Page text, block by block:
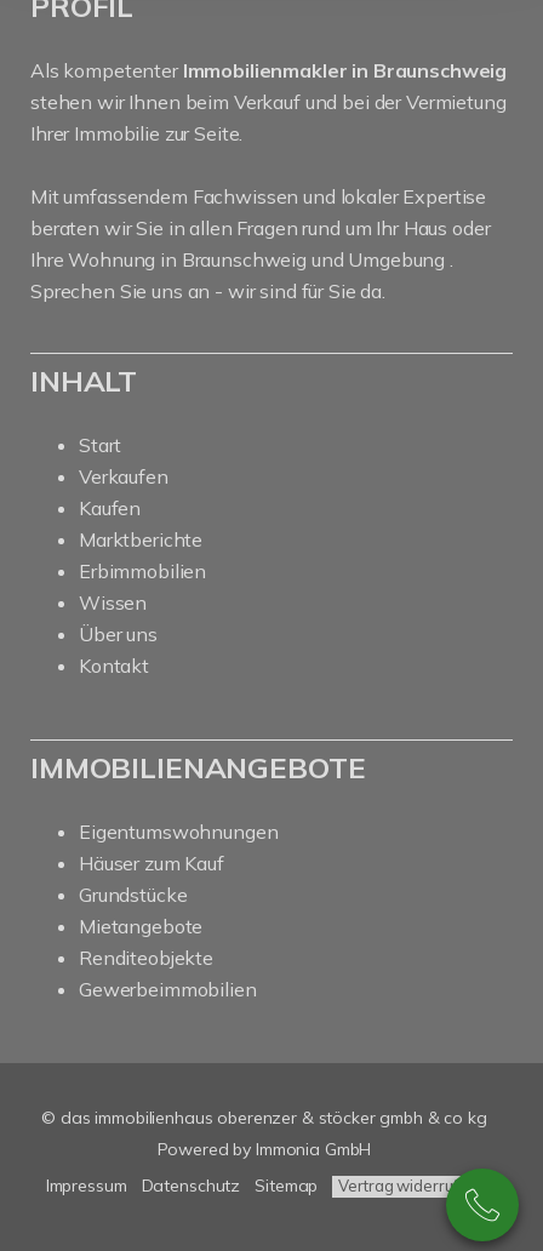
Als kompetenter Immobilienmakler in Braunschweig
stehen wir Ihnen beim Verkauf und bei der Vermietung
Ihrer Immobilie zur Seite.
Mit umfassendem Fachwissen und lokaler Expertise
beraten wir Sie in allen Fragen rund um Ihr Haus oder
Ihre Wohnung in Braunschweig und Umgebung .
Sprechen Sie uns an - wir sind für Sie da.
INHALT
Start
Verkaufen
Kaufen
Marktberichte
Erbimmobilien
Wissen
Über uns
Kontakt
IMMOBILIENANGEBOTE
Eigentumswohnungen
Häuser zum Kauf
Grundstücke
Mietangebote
Renditeobjekte
Gewerbeimmobilien
© das immobilienhaus oberenzer & stöcker gmbh & co kg
Powered by Immonia GmbH
Impressum
Datenschutz Sitemap Vertrag widerrufen